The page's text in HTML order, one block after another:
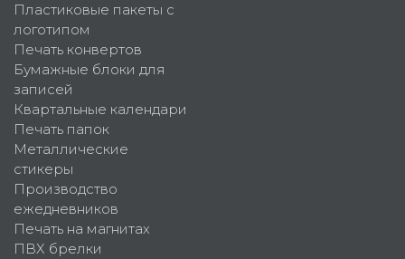
Пластиковые пакеты с
логотипом
Печать конвертов
Бумажные блоки для
записей
Квартальные календари
Печать папок
Металлические
стикеры
Производство
ежедневников
Печать на магнитах
ПВХ брелки